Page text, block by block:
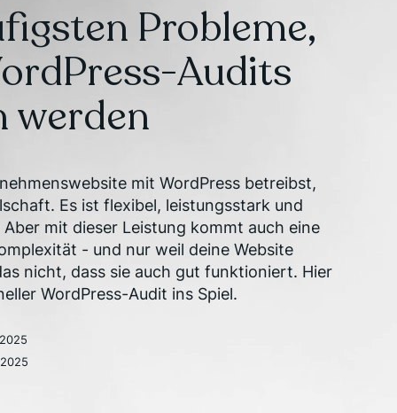
Probleme,
Audits
werden
mit WordPress betreibst,
Es ist flexibel, leistungsstark und
mit dieser Leistung kommt auch eine
- und nur weil deine Website
nicht, dass sie auch gut funktioniert. Hier
WordPress-Audit ins Spiel.